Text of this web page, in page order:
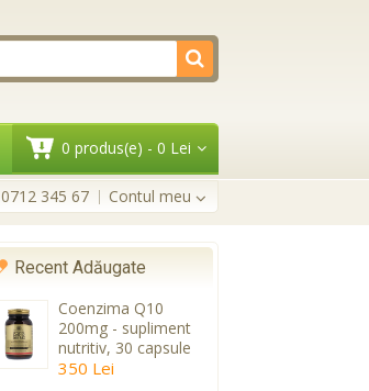
0 produs(e) - 0 Lei
0712 345 67 Contul meu
Recent Adăugate
Coenzima Q10
200mg - supliment
nutritiv, 30 capsule
350 Lei